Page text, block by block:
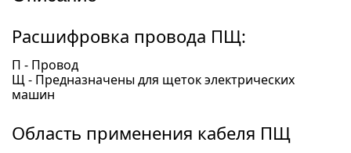
Расшифровка провода ПЩ:
П - Провод
Щ - Предназначены для щеток электрических
машин
Область применения кабеля ПЩ